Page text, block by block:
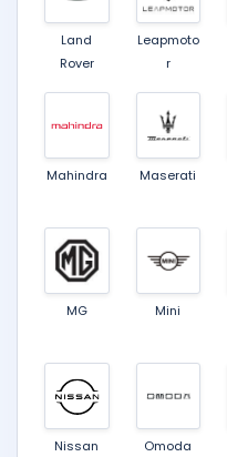
Land
Rover
Leapmoto
r
Mahindra Maserati
MG Mini
Nissan Omoda